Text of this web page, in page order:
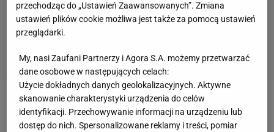
Zobacz wideo
Co za słowa Piotra Zielińskiego!
"Spełnienie dziecięcych marzeń"
przechodząc do „Ustawień Zaawansowanych”. Zmiana
ustawień plików cookie możliwa jest także za pomocą ustawień
przeglądarki.
My, nasi Zaufani Partnerzy i Agora S.A. możemy przetwarzać
dane osobowe w następujących celach:
Użycie dokładnych danych geolokalizacyjnych. Aktywne
skanowanie charakterystyki urządzenia do celów
identyfikacji. Przechowywanie informacji na urządzeniu lub
dostęp do nich. Spersonalizowane reklamy i treści, pomiar